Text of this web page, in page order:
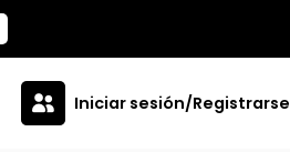
Iniciar sesión/Registrarse